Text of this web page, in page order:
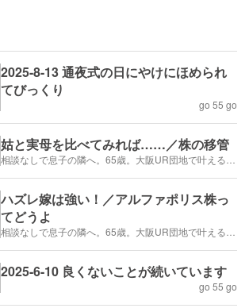
2025-8-13 通夜式の日にやけにほめられ
てびっくり
go 55 go
姑と実母を比べてみれば……／株の移管
ハズレ嫁は強い！／アルファポリス株っ
てどうよ
2025-6-10 良くないことが続いています
go 55 go